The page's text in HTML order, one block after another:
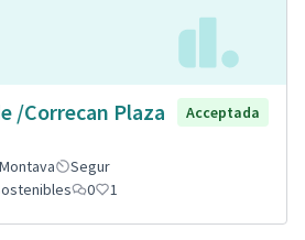
/Correcan Plaza
Acceptada
Segur
0 1